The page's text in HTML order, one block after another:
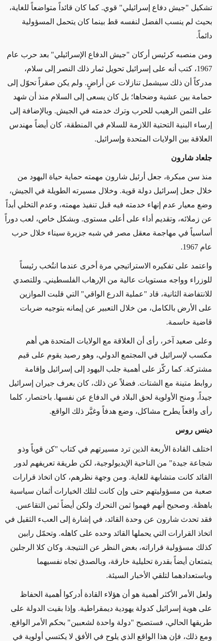
تشكيل "جيش دفاع إسرائيلي" قوي. كما كان قائداً متواضعاً للغاية،
بحيث لم ينسب الفضل لنفسه قط بينما كان يتحمل المسؤولية
دائماً.
ومن منصبه كرئيس أركان "جيش الدفاع الإسرائيلي" بعد حرب عام
1967، كتب أنه على إسرائيل تحويل ثمار ذلك النصر إلى سلام،
مدركاً أن ذلك سيشمل تنازلات عن أراضٍ. ولم يكن صقراً تحوّل إلى
حمامة بين عشية وضحاها؛ بل كان يسعى إلى السلام منذ أن شهد
على الثمن الرهيب للحرب وترك خدمته في الجيش. وبالإضافة إلى
إرساء البنية التحتية اللازمة للسلام في المنطقة، كان أيضاً مهندس
العلاقة بين الولايات المتحدة وإسرائيل.
جلعاد شارون
منذ سن مبكرة، جعل أرئيل شارون مهمته حماية حياة اليهود من
خلال جعل إسرائيل دولة قوية. وخلال مسيرته الطويلة في الجيش،
وضع معيار عدم إنهاء خدمته فيه قبل تنفيذ مهمته، وعدم التخلي أبداً
عن زملائه، وتقديم أداء على أعلى مستوى. وبشكل خاص، لعب دوراً
أساسياً في مهاجمة معقل مصر في شبه جزيرة سيناء خلال حرب
عام 1967.
واعتمد على تفكيره الاستراتيجي مرة أخرى عندما انتُخب رئيساً
للوزراء وواجه مستويات عالية من الإرهاب الفلسطيني. وللتصدي
للانتفاضة الثانية، قاد "عملية الدرع الواقي" التي قلبت الموازين
على الأرض بالكامل، من خلال التعبير عن إيمانه بتوجيه ضربات
قاضية حاسمة.
وعلى صعيد آخر، رأى أن العلاقة مع الولايات المتحدة هي أهم
مكسب لإسرائيل في المجتمع الدولي، وهو رصيد يقوم على قيم
مشتركة. كما ركّز على أهمية جلب اليهود إلى إسرائيل وإقامة
روابط متينة مع الشتات. فضلاً عن ذلك، كان يعرف جيران إسرائيل
جيداً، ومنح الأولوية لحق البلاد في الدفاع عن نفسها. باختصار، كلما
رأى واقعاً يطرح مشاكل، وضع هدفاً وغيَّر ذلك الواقع.
دينس روس
اختلف القادة الأربعة الذين ترد مسيرتهم في كتاب "كن قوياً وذو
شجاعة جيدة" من الناحية الإيديولوجية، لكن طريقة تعريفهم لدور
القائد كانت متشابهة للغاية. ومن وجهة نظرهم، كان اتخاذ قرارات
صعبة من مسؤوليتهم حتى وإن كانت لتلك الخيارات أثمان سياسية
باهظة. وصحيح أنهم فهموا ثمن التحرك ولكن أيضاً ثمن التقاعس.
فقد تحدث شارون عن وحدة القائد، في إشارة إلى العبء الثقيل في
اتخاذ القرارات التي يحملها القائد وحده على كاهله. وتحمّل رابين
كذلك مسؤولية قراراته، بغض النظر عن النتيجة. وكان كلا الرجلين
يتمتعان أيضاً بقدرة تحليلية خارقة، وبالصدق تجاه نفسيهما
وباستعدادهما لتلقي الأخبار السيئة.
ولعل الأمر الأكثر أهمية هو أن هؤلاء القادة أدركوا أهمية الحفاظ
على هوية إسرائيل كدولة يهودية ديمقراطية. وإذا بقيت الدولة على
طريقها الحالي، فستصبح "دولة واحدة لشعبين" بحكم الأمر الواقع.
ومع ذلك، فإن هذا الواقع الذي يلوح في الأفق لا يكتسي أولوية في